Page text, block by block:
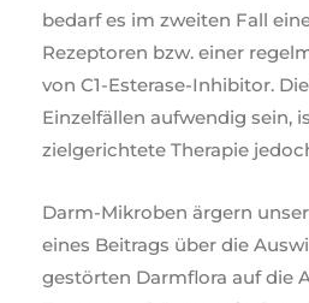
bedarf es im zweiten Fall
Rezeptoren bzw. einer
von C1-Esterase-Inhibitor.
Einzelfällen aufwendig sein,
zielgerichtete Therapie
Darm-Mikroben ärgern
eines Beitrags über die
gestörten Darmflora auf die